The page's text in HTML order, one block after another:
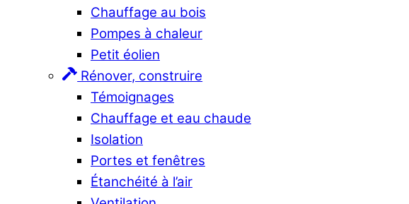
Chauffage au bois
Pompes à chaleur
Petit éolien
Rénover, construire
Témoignages
Chauffage et eau chaude
Isolation
Portes et fenêtres
Étanchéité à l’air